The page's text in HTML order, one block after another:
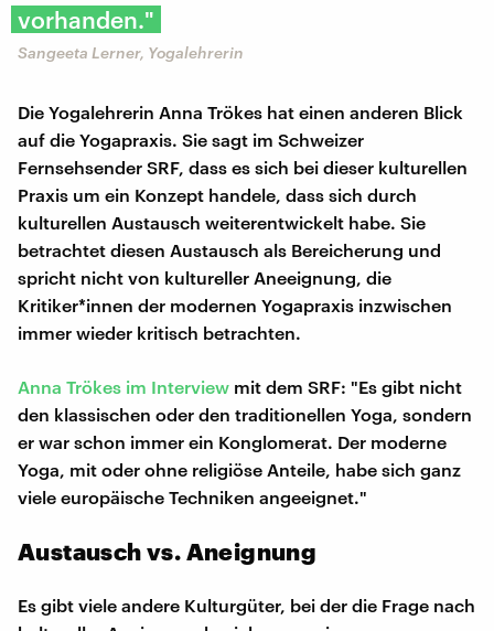
vorhanden."
Sangeeta Lerner, Yogalehrerin
Die Yogalehrerin Anna Trökes hat einen anderen Blick
auf die Yogapraxis. Sie sagt im Schweizer
Fernsehsender SRF, dass es sich bei dieser kulturellen
Praxis um ein Konzept handele, dass sich durch
kulturellen Austausch weiterentwickelt habe. Sie
betrachtet diesen Austausch als Bereicherung und
spricht nicht von kultureller Aneeignung, die
Kritiker*innen der modernen Yogapraxis inzwischen
immer wieder kritisch betrachten.
Anna Trökes im Interview mit dem SRF: "Es gibt nicht
den klassischen oder den traditionellen Yoga, sondern
er war schon immer ein Konglomerat. Der moderne
Yoga, mit oder ohne religiöse Anteile, habe sich ganz
viele europäische Techniken angeeignet."
Austausch vs. Aneignung
Es gibt viele andere Kulturgüter, bei der die Frage nach